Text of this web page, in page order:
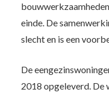
einde. De
slecht en is een
De
2018 opgeleverd. De